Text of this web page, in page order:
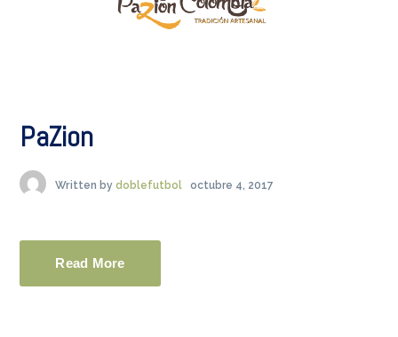
PaZion
Written by doblefutbol octubre 4, 2017
Read More